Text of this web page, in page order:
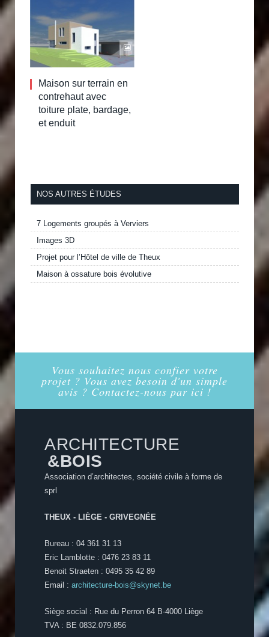
Maison sur terrain en
contrehaut avec
toiture plate, bardage,
et enduit
NOS AUTRES ÉTUDES
7 Logements groupés à Verviers
Images 3D
Projet pour l’Hôtel de ville de Theux
Maison à ossature bois évolutive
Vous souhaitez nous confier votre
projet ? Vous avez besoin d'un simple
avis ? Contactez-nous par ici !
ARCHITECTURE
&BOIS
Association d’architectes, société civile à forme de
sprl
THEUX - LIÈGE - GRIVEGNÉE
Bureau : 04 361 31 13
Eric Lamblotte : 0476 23 83 11
Benoit Straeten : 0495 35 42 89
Email : architecture-bois@skynet.be
Siège social : Rue du Perron 64 B-4000 Liège
TVA : BE 0832.079.856